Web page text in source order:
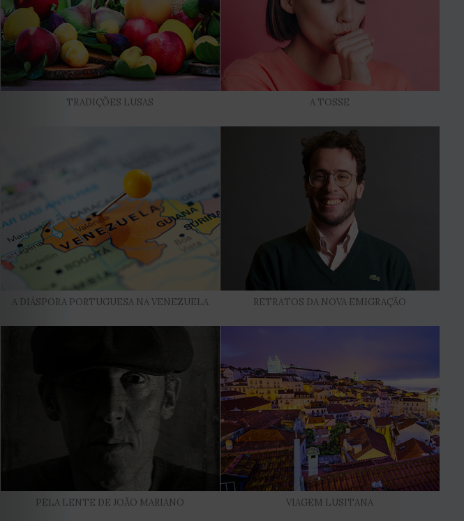
de
privacidade
Termos
Política
de
Cookies
TRADIÇÕES LUSAS
A DIÁSPORA PORTUGUESA NA VENEZUELA
PELA LENTE DE JOÃO MARIANO
A TOSSE
RETRATOS DA NOVA EMIGRAÇÃO
VIAGEM LUSITANA